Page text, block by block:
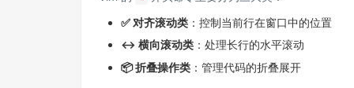
✅ 对齐滚动类 ：控制当前行在窗口中的位置
↔️ 横向滚动类 ：处理长行的水平滚动
📦 折叠操作类 ：管理代码的折叠展开